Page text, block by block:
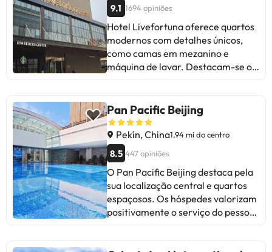
9.1 1694 opiniões
Hotel Livefortuna oferece quartos
modernos com detalhes únicos,
como camas em mezanino e
máquina de lavar. Destacam-se o
hóspedes mencionam a localização
distante e a falta de utensílios nos
quartos. Apesar de pequenos
inconvenientes, o ambiente
acolhedor e a equipe simpática
fazem deste hotel uma excelente
escolha para aqueles que buscam
conforto e serviços de qualidade
em Pequim. Ideal para viajantes
Pan Pacific Beijing
Pekín, China1,94 mi do centro
8.5 447 opiniões
O Pan Pacific Beijing destaca pela
sua localização central e quartos
espaçosos. Os hóspedes valorizam
positivamente o serviço do pessoal